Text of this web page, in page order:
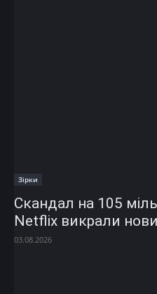
Зірки
Скандал на 105
Netflix викрали
03.08.2026